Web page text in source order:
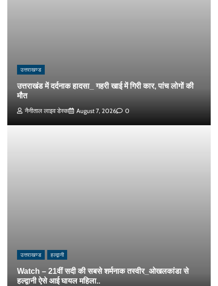
उत्तराखण्ड
उत्तराखंड में दर्दनाक हादसा_ गहरी खाई में गिरी कार, पांच लोगों की
मौत
नैनीताल लाइव डेस्क August 7, 2026 0
उत्तराखण्ड हल्द्वानी
Watch – 21वीं सदी की सबसे शर्मनाक तस्वीर_ओखलकांडा से
हल्द्वानी ऐसे आई घायल महिला..